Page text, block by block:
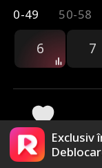
0-49 50-58
6 7
3.9kExclusiv